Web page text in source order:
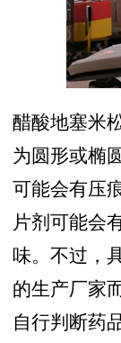
醋酸地塞米
为圆形或椭
可能会有压
片剂可能会
味。不过，
的生产厂家
自行判断药